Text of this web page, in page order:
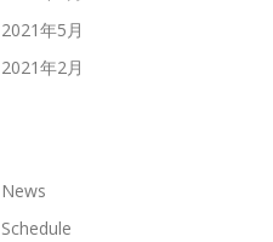
2021年5月
2021年2月
News
Schedule